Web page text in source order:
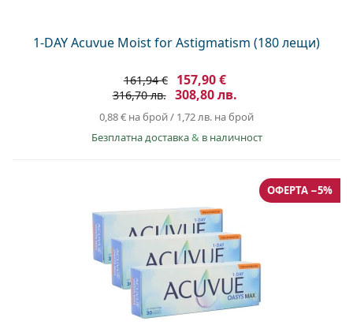
1-DAY Acuvue Moist for Astigmatism (180 лещи)
161,94 € 157,90 €
316,70 лв. 308,80 лв.
0,88 € на брой/ 1,72 лв. на брой
Безплатна доставка& в наличност
ОФЕРТА −5%